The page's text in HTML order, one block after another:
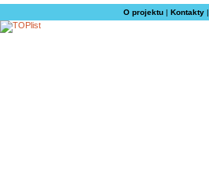
O projektu| Kontakty|